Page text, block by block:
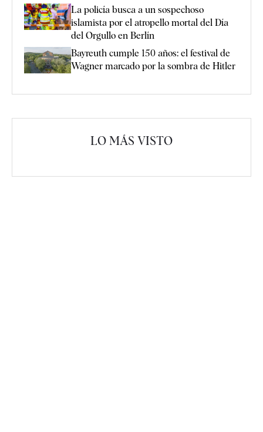
La policía busca a un sospechoso
islamista por el atropello mortal del Día
del Orgullo en Berlín
Bayreuth cumple 150 años: el festival de
Wagner marcado por la sombra de Hitler
LO MÁS VISTO